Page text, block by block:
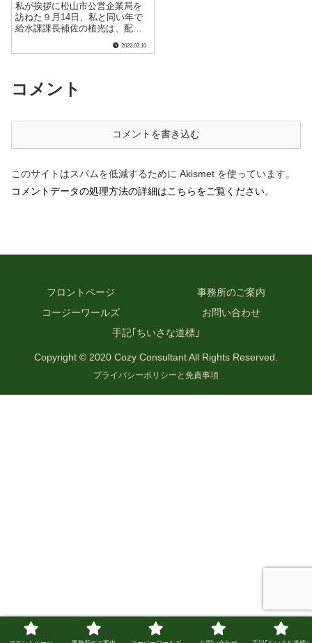
私が挨拶に松山市公営企業局を
訪ねた９月14日、私と同い年で
給水課課長補佐の植光は、配下
の職員１名と一緒に同局の浄水
場へ向かっていました。借用し
町水道課に向かっていた９月19
日８時30分.....
2022.03.10
コメント
コメントを書き込む
このサイトはスパムを低減するために Akismet を使っています。
コメントデータの処理方法の詳細はこちらをご覧ください。
フロントページ
事務所のご案内
コージーワールズ
お問い合わせ
手記｢ちいさな道標｣
Copyright © 2020 Cozy Consultant All Rights Reserved.
プライバシーポリシーと免責事項